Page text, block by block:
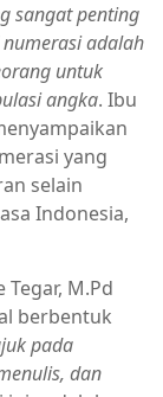
sangat penting
adalah
untuk
angka. Ibu
yang
selain
Indonesia,
M.Pd
berbentuk
pada
dan